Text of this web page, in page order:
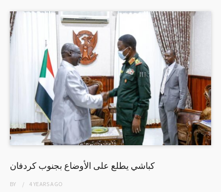
كباشي يطلع على الأوضاع بجنوب كردفان
BY 4 YEARSAGO